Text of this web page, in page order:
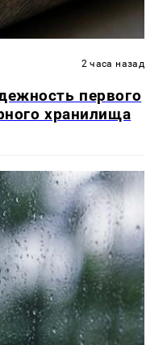
2 часа назад
первого
хранилища